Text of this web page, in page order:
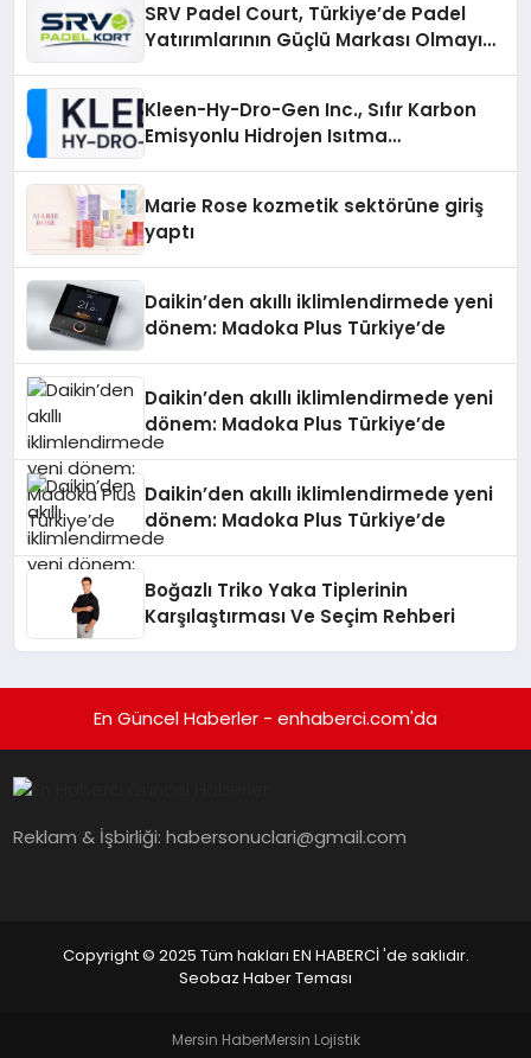
SRV Padel Court, Türkiye’de Padel
Yatırımlarının Güçlü Markası Olmayı
Kleen-Hy-Dro-Gen Inc., Sıfır Karbon
Emisyonlu Hidrojen Isıtma
Marie Rose kozmetik sektörüne giriş
yaptı
Daikin’den akıllı iklimlendirmede yeni
dönem: Madoka Plus Türkiye’de
Daikin’den akıllı iklimlendirmede yeni
dönem: Madoka Plus Türkiye’de
Daikin’den akıllı iklimlendirmede yeni
dönem: Madoka Plus Türkiye’de
Boğazlı Triko Yaka Tiplerinin
Karşılaştırması Ve Seçim Rehberi
En Güncel Haberler - enhaberci.com'da
Reklam & İşbirliği:habersonuclari@gmail.com
Copyright © 2025 Tüm hakları EN HABERCİ 'de saklıdır.
Seobaz Haber Teması
Mersin HaberMersin Lojistik